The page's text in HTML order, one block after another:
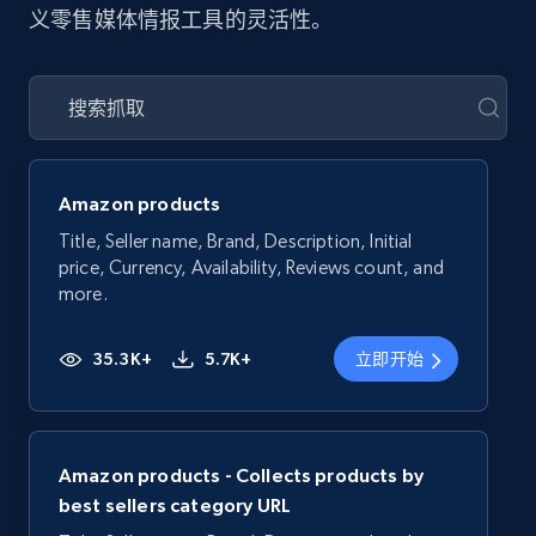
义零售媒体情报工具的灵活性。
Amazon products
Title, Seller name, Brand, Description, Initial
price, Currency, Availability, Reviews count, and
more.
35.3K+ 5.7K+ 立即开始
Amazon products - Collects products by
best sellers category URL